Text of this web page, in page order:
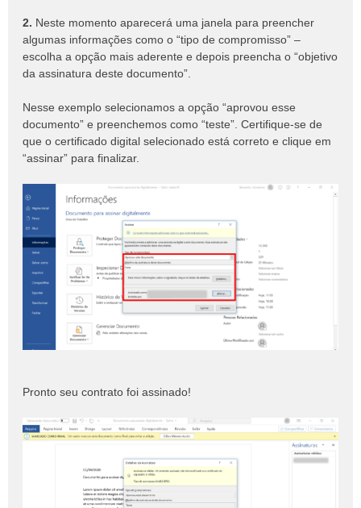
2. Neste momento aparecerá uma janela para preencher
algumas informações como o “tipo de compromisso” –
escolha a opção mais aderente e depois preencha o “objetivo
da assinatura deste documento”.
Nesse exemplo selecionamos a opção “aprovou esse
documento” e preenchemos como “teste”. Certifique-se de
que o certificado digital selecionado está correto e clique em
“assinar” para finalizar.
Pronto seu contrato foi assinado!